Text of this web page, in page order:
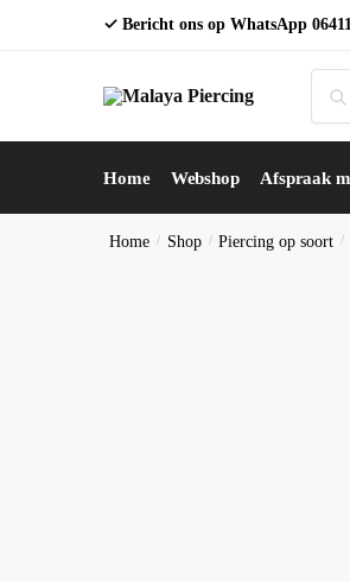
✓ Bericht ons op WhatsApp
Home Webshop Afspraak
Home / Shop / Piercing op soort /